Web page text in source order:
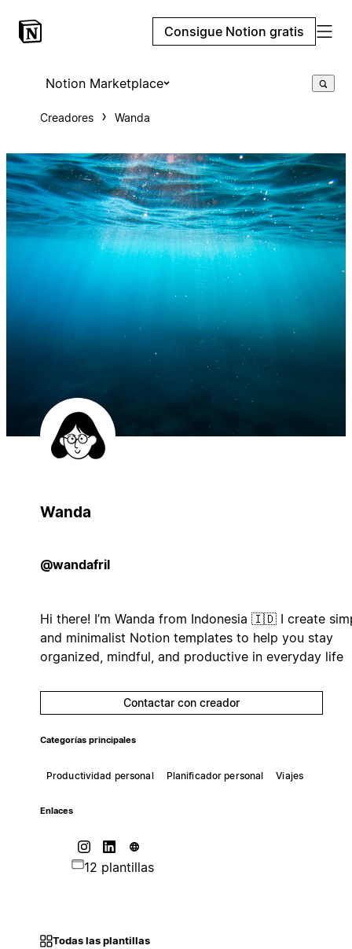
Consigue Notion gratis
Notion Marketplace
Creadores Wanda
Wanda
@wandafril
Hi there! I’m Wanda from Indonesia 🇮🇩 I create
and minimalist Notion templates to help you stay
organized, mindful, and productive in everyday life
Contactar con creador
Categorías principales
Productividad personal Planificador personal Viajes
Enlaces
12 plantillas
Todas las plantillas